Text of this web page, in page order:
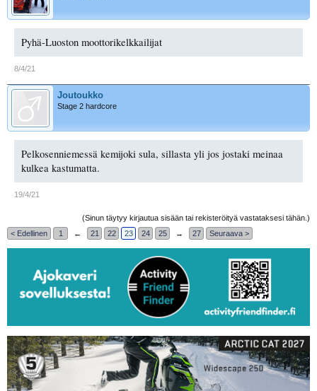
Pyhä-Luoston moottorikelkkailijat
8/4/21
Joutoukko
Stage 2 hardcore
Pelkosenniemessä kemijoki sula, sillasta yli jos jostaki meinaa
kulkea kastumatta.
19/4/21
(Sinun täytyy kirjautua sisään tai rekisteröityä vastataksesi tähän.)
< Edellinen
1 ← 21 22 23 24 25 → 27 Seuraava >